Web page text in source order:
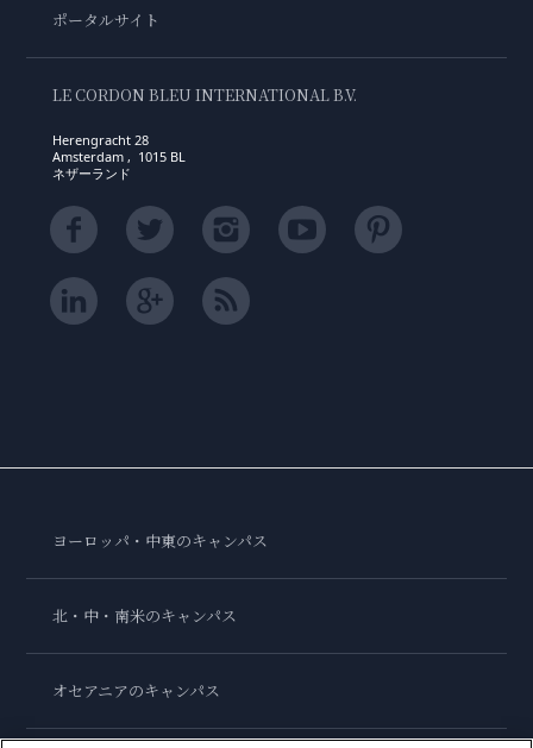
ポータルサイト
LE CORDON BLEU INTERNATIONAL B.V.
Herengracht 28
Amsterdam , 1015 BL
ネザーランド
ヨーロッパ・中東のキャンパス
北・中・南米のキャンパス
オセアニアのキャンパス